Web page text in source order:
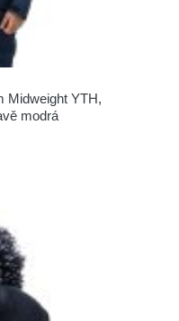
Midweight YTH,
modrá